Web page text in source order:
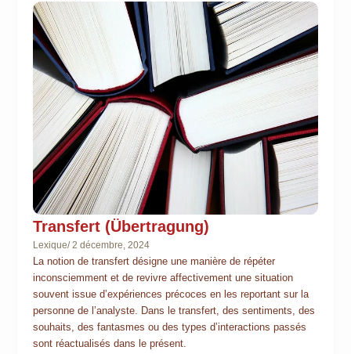
Transfert (Übertragung)
Lexique/2 décembre, 2024
La notion de transfert désigne une manière de répéter
inconsciemment et de revivre affectivement une situation
souvent issue d’expériences précoces en les reportant sur la
personne de l’analyste. Dans le transfert, des sentiments, des
souhaits, des fantasmes ou des types d’interactions passés
sont réactualisés dans le présent.